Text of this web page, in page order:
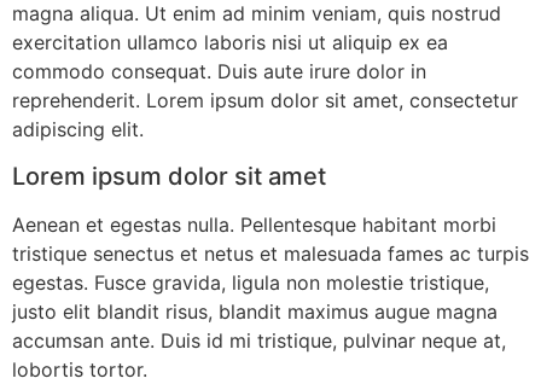
magna aliqua. Ut enim ad minim veniam, quis nostrud
exercitation ullamco laboris nisi ut aliquip ex ea
commodo consequat. Duis aute irure dolor in
reprehenderit. Lorem ipsum dolor sit amet, consectetur
adipiscing elit.
Lorem ipsum dolor sit amet
Aenean et egestas nulla. Pellentesque habitant morbi
tristique senectus et netus et malesuada fames ac turpis
egestas. Fusce gravida, ligula non molestie tristique,
justo elit blandit risus, blandit maximus augue magna
accumsan ante. Duis id mi tristique, pulvinar neque at,
lobortis tortor.